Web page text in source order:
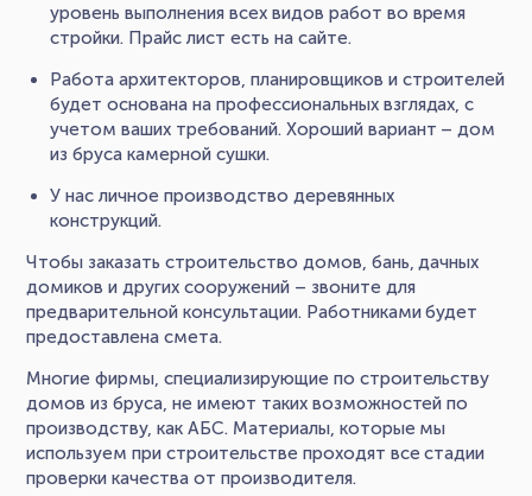
уровень выполнения всех видов работ во время
стройки. Прайс лист есть на сайте.
Работа архитекторов, планировщиков и строителей
будет основана на профессиональных взглядах, с
учетом ваших требований. Хороший вариант – дом
из бруса камерной сушки.
У нас личное производство деревянных
конструкций.
Чтобы заказать строительство домов, бань, дачных
домиков и других сооружений – звоните для
предварительной консультации. Работниками будет
предоставлена смета.
Многие фирмы, специализирующие по строительству
домов из бруса, не имеют таких возможностей по
производству, как АБС. Материалы, которые мы
используем при строительстве проходят все стадии
проверки качества от производителя.